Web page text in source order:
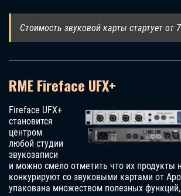
Стоимость звуковой карты стартует от
RME Fireface UFX+
Fireface UFX+
становится
центром
любой студии
звукозаписи
и можно смело отметить что их продукты
конкурируют со звуковыми картами от
упакована множеством полезных